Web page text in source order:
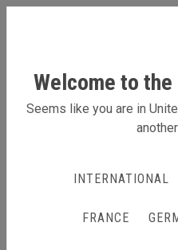
Backwalls
Welcome to
Seems like you are in
INTERNATIONAL
FRANCE